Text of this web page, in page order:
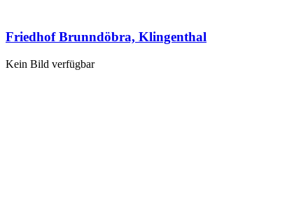
Friedhof Brunndöbra, Klingenthal
Kein Bild verfügbar